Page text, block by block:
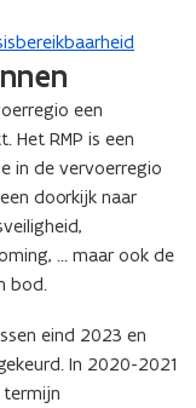
een
Het RMP is een
in de vervoerregio
doorkijk naar
… maar ook de
bod.
eind 2023 en
In 2020-2021